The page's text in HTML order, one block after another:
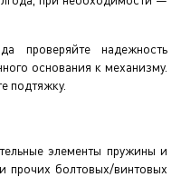
надежность
основания к механизму.
подтяжку.
элементы пружины и
прочих болтовых/винтовых